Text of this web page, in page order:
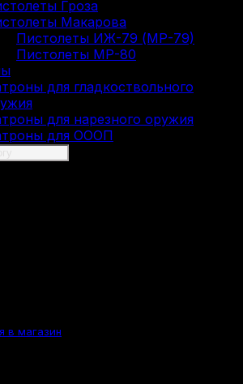
Гроза
Макарова
Пистолеты ИЖ-79 (МР-79)
Пистолеты МР-80
для гладкоствольного
для нарезного оружия
для ОООП
в магазин